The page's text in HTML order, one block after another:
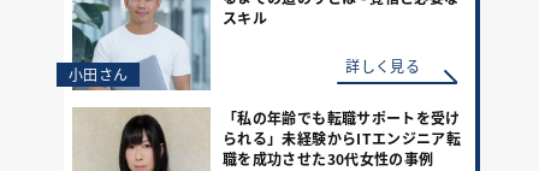
小田さん
スキル
詳しく見る
「私の年齢でも転職サポートを受け
られる」未経験からITエンジニア転
職を成功させた30代女性の事例